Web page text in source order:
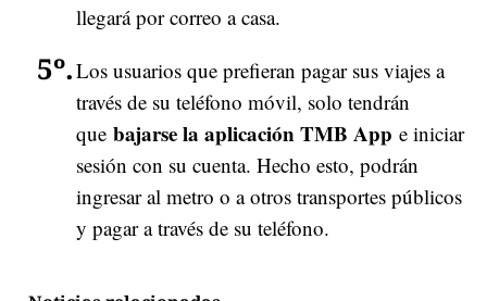
llegará por correo a casa.
Los usuarios que prefieran pagar sus viajes a
través de su teléfono móvil, solo tendrán
que bajarse la aplicación TMB App e iniciar
sesión con su cuenta. Hecho esto, podrán
ingresar al metro o a otros transportes públicos
y pagar a través de su teléfono.